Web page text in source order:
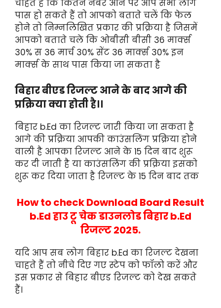
चाहते हैं कि कितने नंबर आने पर आप सभी लोग
पास हो सकते हैं तो आपको बताते चलें कि फेल
होने तो निम्नलिखित प्रकार की प्रक्रिया है जिसमें
आपको बताते चले कि ओबीसी बीसी 36 मार्क्स
30% स 36 मार्च 30% सेंट 36 मार्क्स 30% इन
मार्क्स के साथ पास किया जा सकता है
बिहार बीएड रिजल्ट आने के बाद आगे की
प्रक्रिया क्या होती है।।
बिहार b.Ed का रिजल्ट जारी किया जा सकता है
आगे की प्रक्रिया आपकी काउंसलिंग प्रक्रिया होने
वाली है आपका रिजल्ट आने के 15 दिन बाद शुरू
कर दी जाती है या काउंसलिंग की प्रक्रिया इसको
शुरू कर दिया जाता है रिजल्ट के 15 दिन बाद तक
How to check Download Board Result
b.Ed हाउ टू चेक डाउनलोड बिहार b.Ed
रिजल्ट 2025.
यदि आप सब लोग बिहार b.Ed का रिजल्ट देखना
चाहते हैं तो नीचे दिए गए स्टेप को फॉलो करें और
इस प्रकार से बिहार बीएड रिजल्ट को देख सकते
हैं।